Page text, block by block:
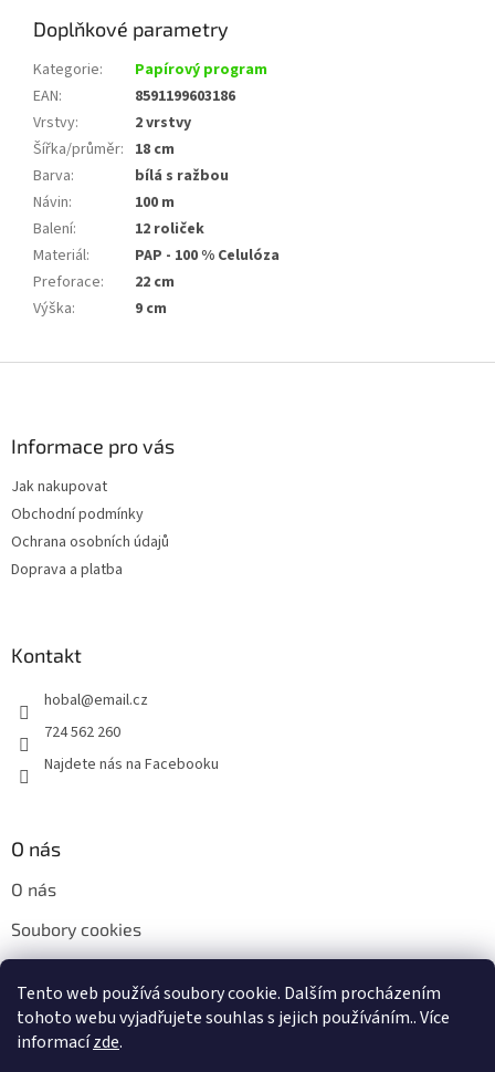
Tento web používá soubory cookie. Dalším procházením
tohoto webu vyjadřujete souhlas s jejich používáním.. Více
informacízde.
Doplňkové parametry
Kategorie:
Papírový program
EAN:
8591199603186
Vrstvy:
2 vrstvy
Šířka/průměr: 18 cm
Barva:
bílá s ražbou
Návin:
100 m
Balení:
12 roliček
Materiál:
PAP - 100 % Celulóza
Preforace:
22 cm
Výška: 9 cm
Informace pro vás
Jak nakupovat
Obchodní podmínky
Ochrana osobních údajů
Doprava a platba
Kontakt
hobal@email.cz
724 562 260
Najdete nás na Facebooku
O nás
O nás
Soubory cookies
Kontakty